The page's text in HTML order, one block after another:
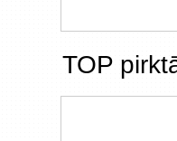
TOP